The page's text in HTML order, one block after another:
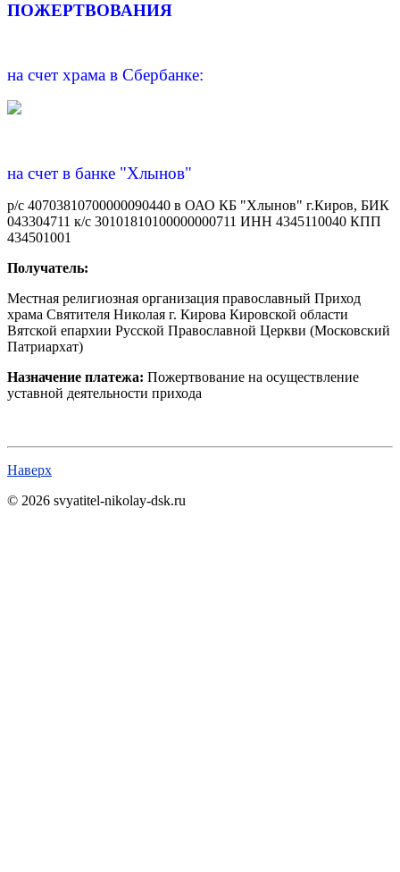
ПОЖЕРТВОВАНИЯ
на счет храма в Сбербанке:
на счет в банке "Хлынов"
р/с 40703810700000090440 в ОАО КБ "Хлынов" г.Киров, БИК
043304711 к/с 30101810100000000711 ИНН 4345110040 КПП
434501001
Получатель:
Местная религиозная организация православный Приход
храма Святителя Николая г. Кирова Кировской области
Вятской епархии Русской Православной Церкви (Московский
Патриархат)
Назначение платежа: Пожертвование на осуществление
уставной деятельности прихода
Наверх
© 2026 svyatitel-nikolay-dsk.ru